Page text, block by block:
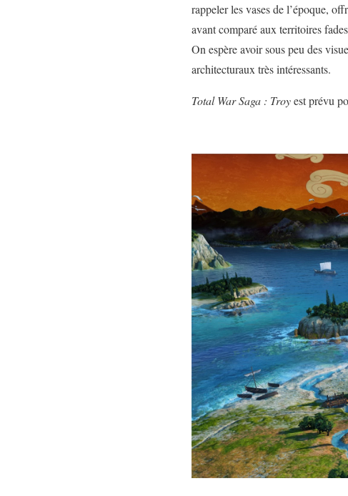
rappeler les vases de l’époque,
avant comparé aux territoires
On espère avoir sous peu des
architecturaux très intéressants.
Total War Saga : Troyest prévu